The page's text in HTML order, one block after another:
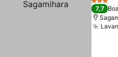
3 Estrelas
7,7 Boa